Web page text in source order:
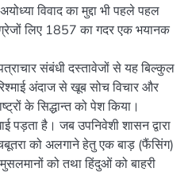
विवाद का मुद्दा भी पहले पहल
लिए 1857 का गदर एक भयानक
संबंधी दस्तावेजों से यह बिल्कुल
अंदाज से खूब सोच विचार और
के सिद्धान्त को पेश किया।
पड़ता है। जब उपनिवेशी शासन द्वारा
को अलगाने हेतु एक बाड़ (फैंसिंग)
को तथा हिंदुओं को बाहरी